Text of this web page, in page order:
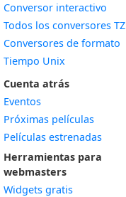
Conversor interactivo
Todos los conversores TZ
Conversores de formato
Tiempo Unix
Cuenta atrás
Eventos
Próximas películas
Películas estrenadas
Herramientas para
webmasters
Widgets gratis